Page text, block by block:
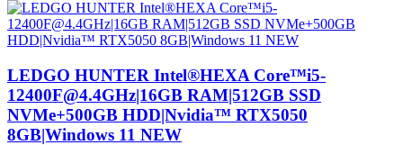
LEDGO HUNTER Intel®HEXA Core™i5-
12400F@4.4GHz|16GB RAM|512GB SSD
NVMe+500GB HDD|Nvidia™ RTX5050
8GB|Windows 11 NEW